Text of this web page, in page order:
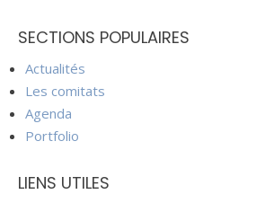
SECTIONS POPULAIRES
Actualités
Les comitats
Agenda
Portfolio
LIENS UTILES